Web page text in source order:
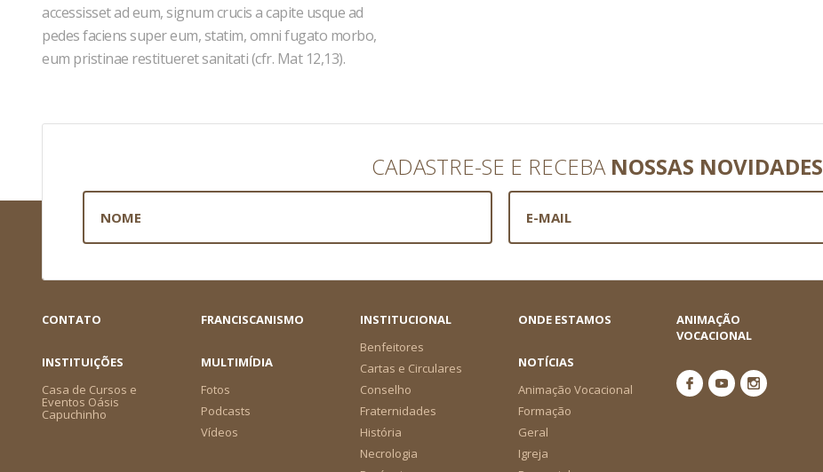
accessisset ad eum, signum crucis a capite usque ad
pedes faciens super eum, statim, omni fugato morbo,
eum pristinae restitueret sanitati (cfr. Mat 12,13).
CADASTRE-SE E RECEBA NOSSAS NOVIDADES
CONTATO FRANCISCANISMO
INSTITUCIONAL
Benfeitores
Cartas e Circulares
Conselho
Fraternidades
História
Necrologia
ONDE ESTAMOS
ANIMAÇÃO
VOCACIONAL
INSTITUIÇÕES
Casa de Cursos e
Eventos Oásis
Capuchinho
MULTIMÍDIA
Fotos
Podcasts
Vídeos
NOTÍCIAS
Animação Vocacional
Formação
Geral
Igreja